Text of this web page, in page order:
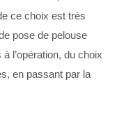
ce choix est très
pose de pelouse
l’opération, du choix
en passant par la